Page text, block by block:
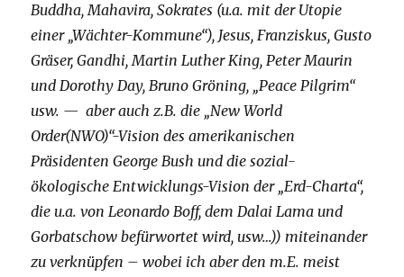
Buddha, Mahavira, Sokrates (u.a. mit der Utopie
einer „Wächter-Kommune“), Jesus, Franziskus, Gusto
Gräser, Gandhi, Martin Luther King, Peter Maurin
und Dorothy Day, Bruno Gröning, „Peace Pilgrim“
usw. — aber auch z.B. die „New World
Order(NWO)“-Vision des amerikanischen
Präsidenten George Bush und die sozial-
ökologische Entwicklungs-Vision der „Erd-Charta“,
die u.a. von Leonardo Boff, dem Dalai Lama und
Gorbatschow befürwortet wird, usw…)) miteinander
zu verknüpfen – wobei ich aber den m.E. meist